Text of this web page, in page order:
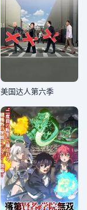
美国达人第六季